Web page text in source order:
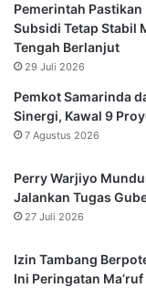
Pemerintah Pastikan
Subsidi Tetap Stabil
Tengah Berlanjut
29 Juli 2026
Pemkot Samarinda
Sinergi, Kawal 9
7 Agustus 2026
Perry Warjiyo
Jalankan Tugas
27 Juli 2026
Izin Tambang
Ini Peringatan